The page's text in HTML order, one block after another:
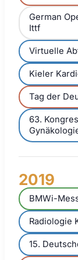
German
Ittf
Virtuelle
Kieler
Tag der
63.
2019
BMWi-
Radiologie
15.